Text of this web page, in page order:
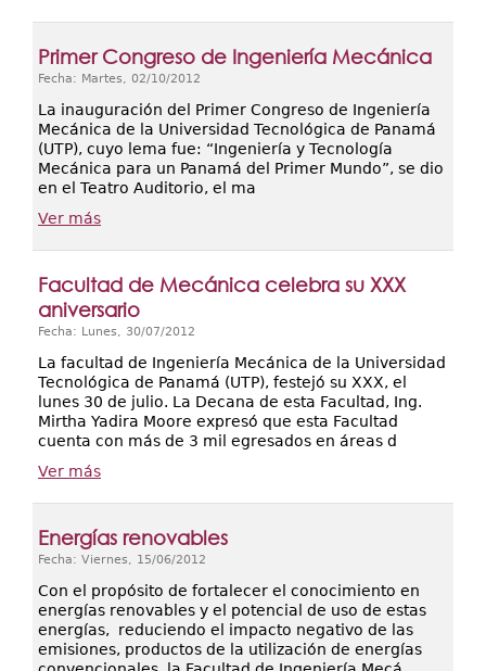
Primer Congreso de Ingeniería Mecánica
Fecha: Martes, 02/10/2012
La inauguración del Primer Congreso de Ingeniería
Mecánica de la Universidad Tecnológica de Panamá
(UTP), cuyo lema fue: “Ingeniería y Tecnología
Mecánica para un Panamá del Primer Mundo”, se dio
en el Teatro Auditorio, el ma
Ver más
Facultad de Mecánica celebra su XXX
aniversario
Fecha: Lunes, 30/07/2012
La facultad de Ingeniería Mecánica de la Universidad
Tecnológica de Panamá (UTP), festejó su XXX, el
lunes 30 de julio. La Decana de esta Facultad, Ing.
Mirtha Yadira Moore expresó que esta Facultad
cuenta con más de 3 mil egresados en áreas d
Ver más
Energías renovables
Fecha: Viernes, 15/06/2012
Con el propósito de fortalecer el conocimiento en
energías renovables y el potencial de uso de estas
energías, reduciendo el impacto negativo de las
emisiones, productos de la utilización de energías